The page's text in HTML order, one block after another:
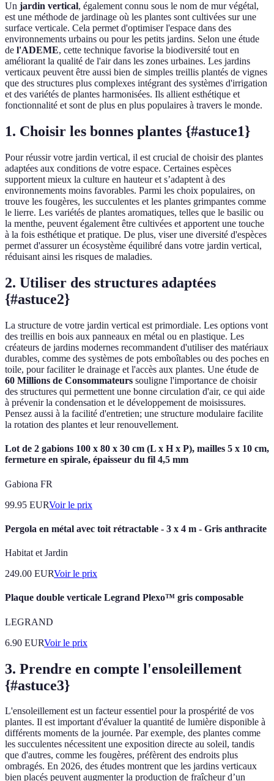
Un jardin vertical, également connu sous le nom de mur végétal,
est une méthode de jardinage où les plantes sont cultivées sur une
surface verticale. Cela permet d'optimiser l'espace dans des
environnements urbains ou pour les petits jardins. Selon une étude
de l'ADEME, cette technique favorise la biodiversité tout en
améliorant la qualité de l'air dans les zones urbaines. Les jardins
verticaux peuvent être aussi bien de simples treillis plantés de vignes
que des structures plus complexes intégrant des systèmes d'irrigation
et des variétés de plantes harmonisées. Ils allient esthétique et
fonctionnalité et sont de plus en plus populaires à travers le monde.
1. Choisir les bonnes plantes {#astuce1}
Pour réussir votre jardin vertical, il est crucial de choisir des plantes
adaptées aux conditions de votre espace. Certaines espèces
supportent mieux la culture en hauteur et s’adaptent à des
environnements moins favorables. Parmi les choix populaires, on
trouve les fougères, les succulentes et les plantes grimpantes comme
le lierre. Les variétés de plantes aromatiques, telles que le basilic ou
la menthe, peuvent également être cultivées et apportent une touche
à la fois esthétique et pratique. De plus, viser une diversité d'espèces
permet d'assurer un écosystème équilibré dans votre jardin vertical,
réduisant ainsi les risques de maladies.
2. Utiliser des structures adaptées
{#astuce2}
La structure de votre jardin vertical est primordiale. Les options vont
des treillis en bois aux panneaux en métal ou en plastique. Les
créateurs de jardins modernes recommandent d'utiliser des matériaux
durables, comme des systèmes de pots emboîtables ou des poches en
toile, pour faciliter le drainage et l'accès aux plantes. Une étude de
60 Millions de Consommateurs souligne l'importance de choisir
des structures qui permettent une bonne circulation d'air, ce qui aide
à prévenir la condensation et le développement de moisissures.
Pensez aussi à la facilité d'entretien; une structure modulaire facilite
la rotation des plantes et leur renouvellement.
Lot de 2 gabions 100 x 80 x 30 cm (L x H x P), mailles 5 x 10 cm,
fermeture en spirale, épaisseur du fil 4,5 mm
Gabiona FR
99.95 EURVoir le prix
Pergola en métal avec toit rétractable - 3 x 4 m - Gris anthracite
Habitat et Jardin
249.00 EURVoir le prix
Plaque double verticale Legrand Plexo™ gris composable
LEGRAND
6.90 EURVoir le prix
3. Prendre en compte l'ensoleillement
{#astuce3}
L'ensoleillement est un facteur essentiel pour la prospérité de vos
plantes. Il est important d'évaluer la quantité de lumière disponible à
différents moments de la journée. Par exemple, des plantes comme
les succulentes nécessitent une exposition directe au soleil, tandis
que d'autres, comme les fougères, préfèrent des endroits plus
ombragés. En 2026, des études montrent que les jardins verticaux
bien placés peuvent augmenter la production de fraîcheur d’un